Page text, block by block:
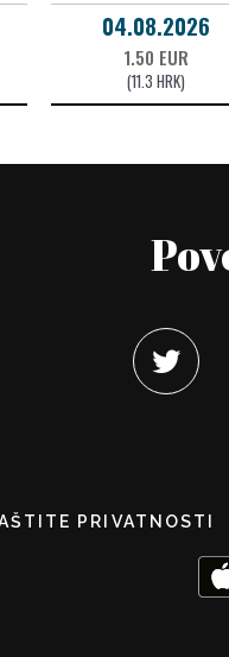
04.08.2026
1.50 EUR
(11.3 HRK)
PRIVATNOSTI